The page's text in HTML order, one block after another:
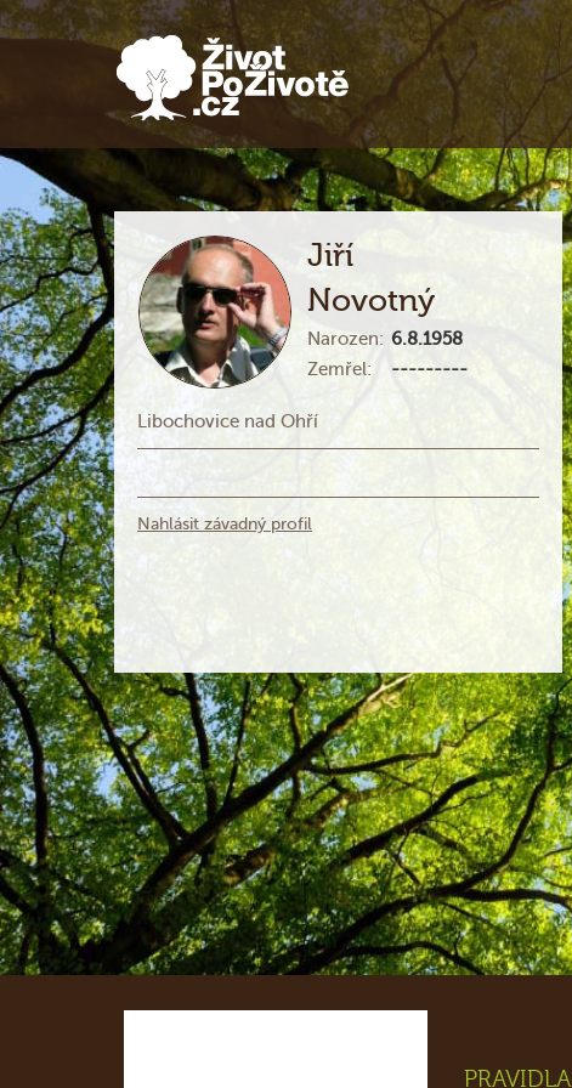
Jiří
Novotný
Narozen: 6.8.1958
Zemřel:
---------
Libochovice nad Ohří
Nahlásit závadný profil
PRAVIDLA